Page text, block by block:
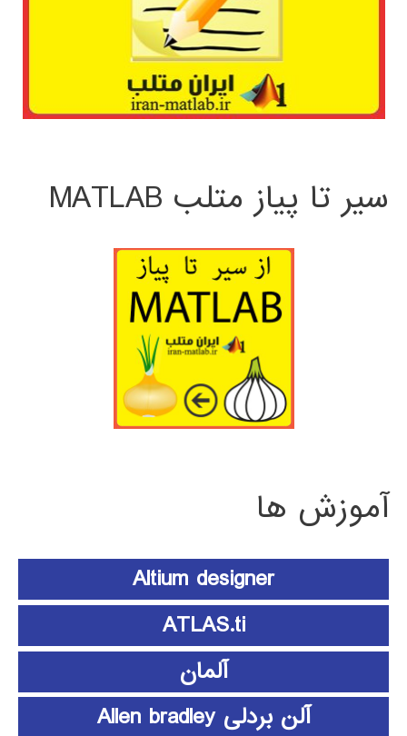
سیر تا پیاز متلب MATLAB
آموزش ها
Altium designer
ATLAS.ti
آلمان
آلن بردلی Allen bradley